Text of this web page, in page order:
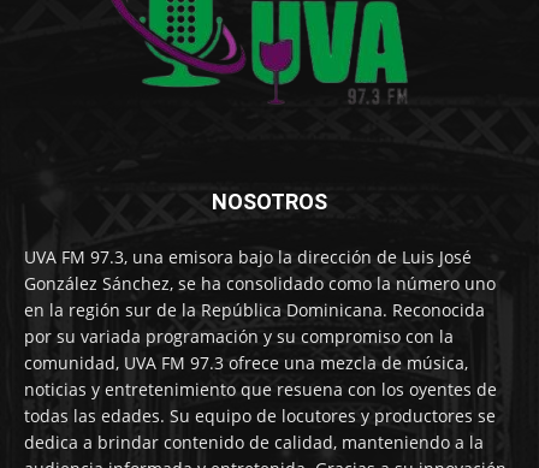
NOSOTROS
UVA FM 97.3, una emisora bajo la dirección de Luis José
González Sánchez, se ha consolidado como la número uno
en la región sur de la República Dominicana. Reconocida
por su variada programación y su compromiso con la
comunidad, UVA FM 97.3 ofrece una mezcla de música,
noticias y entretenimiento que resuena con los oyentes de
todas las edades. Su equipo de locutores y productores se
dedica a brindar contenido de calidad, manteniendo a la